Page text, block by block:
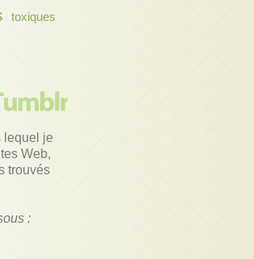
toxiques
lequel je
Web,
trouvés
: